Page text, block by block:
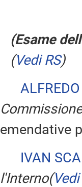
(Esame dell'
(Vedi RS)
emendative
IVAN
l'Interno(Vedi